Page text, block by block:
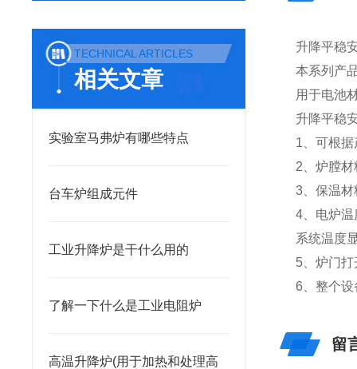
TECHNICAL ARTICLES
相关文章
实验室马弗炉有哪些特点
台车炉组成元件
工业升降炉是干什么用的
了解一下什么是工业电阻炉
高温升降炉(用于加热和处理高
升降平稳
本系列产
用于电池
升降平稳
1、可根
2、炉膛
3、保温
4、电炉
系统温度
5、炉门
6、整个
留